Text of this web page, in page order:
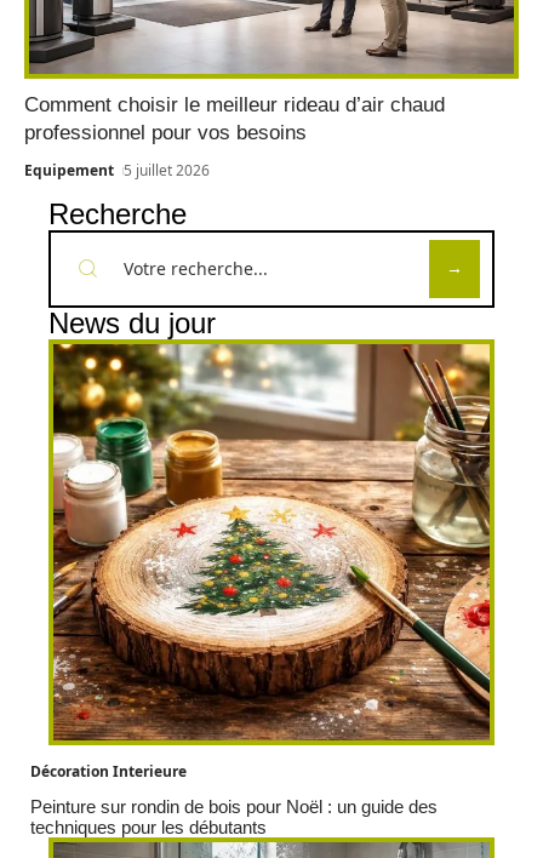
Comment choisir le meilleur rideau d’air chaud
professionnel pour vos besoins
Equipement 5 juillet 2026
Recherche
News du jour
Décoration Interieure
Peinture sur rondin de bois pour Noël : un guide des
techniques pour les débutants